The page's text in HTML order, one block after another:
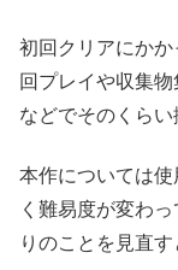
初回クリアにか
回プレイや収集
などでそのくらい
本作については
く難易度が変わ
りのことを見直